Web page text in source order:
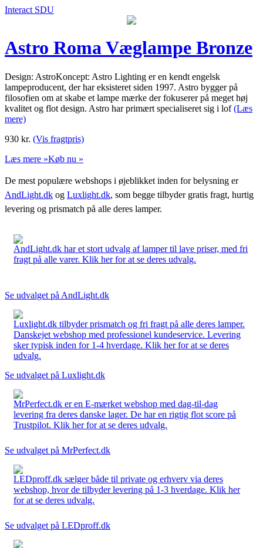
Interact SDU
Astro Roma Væglampe Bronze
Design: AstroKoncept: Astro Lighting er en kendt engelsk
lampeproducent, der har eksisteret siden 1997. Astro bygger på
filosofien om at skabe et lampe mærke der fokuserer på meget høj
kvalitet og flot design. Astro har primært specialiseret sig i lof(Læs
mere)
930 kr. (Vis fragtpris)
Læs mere »Køb nu »
De mest populære webshops i øjeblikket inden for belysning er
AndLight.dk og Luxlight.dk, som begge tilbyder gratis fragt, hurtig
levering og prismatch på alle deres lamper.
AndLight.dk har et stort udvalg af lamper til lave priser, med fri
fragt på alle varer. Klik her for at se deres udvalg.
Se udvalget på AndLight.dk
Luxlight.dk tilbyder prismatch og fri fragt på alle deres lamper.
Danskejet webshop med professionel kundeservice. Levering
sker typisk inden for 1-4 hverdage. Klik her for at se deres
udvalg.
Se udvalget på Luxlight.dk
MrPerfect.dk er en E-mærket webshop med dag-til-dag
levering fra deres danske lager. De har en rigtig flot score på
Trustpilot. Klik her for at se deres udvalg.
Se udvalget på MrPerfect.dk
LEDproff.dk sælger både til private og erhverv via deres
webshop, hvor de tilbyder levering på 1-3 hverdage. Klik her
for at se deres udvalg.
Se udvalget på LEDproff.dk